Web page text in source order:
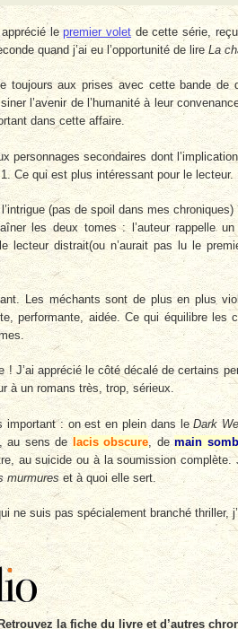
lepremier volet de cette série,
quand j’ai eu l’opportunité de lireLa
toujours aux prises avec cette bande de
l’avenir de l’humanité à leur
dans cette affaire.
personnages secondaires dont
Ce qui est plus intéressant pour le
(pas de spoil dans mes
les deux tomes : l’auteur rappelle
lecteur distrait(ou n’aurait pas lu le
Les méchants sont de plus en plus
performante, aidée. Ce qui équilibre
! J’ai apprécié le côté décalé de certains
à un romans très, trop, sérieux.
important : on est en plein dans leDark
au sens de lacis obscure , demain
au suicide ou à la soumission
murmureset à quoi elle sert.
ne suis pas spécialement branché thriller,
la fiche du livre et d’autres